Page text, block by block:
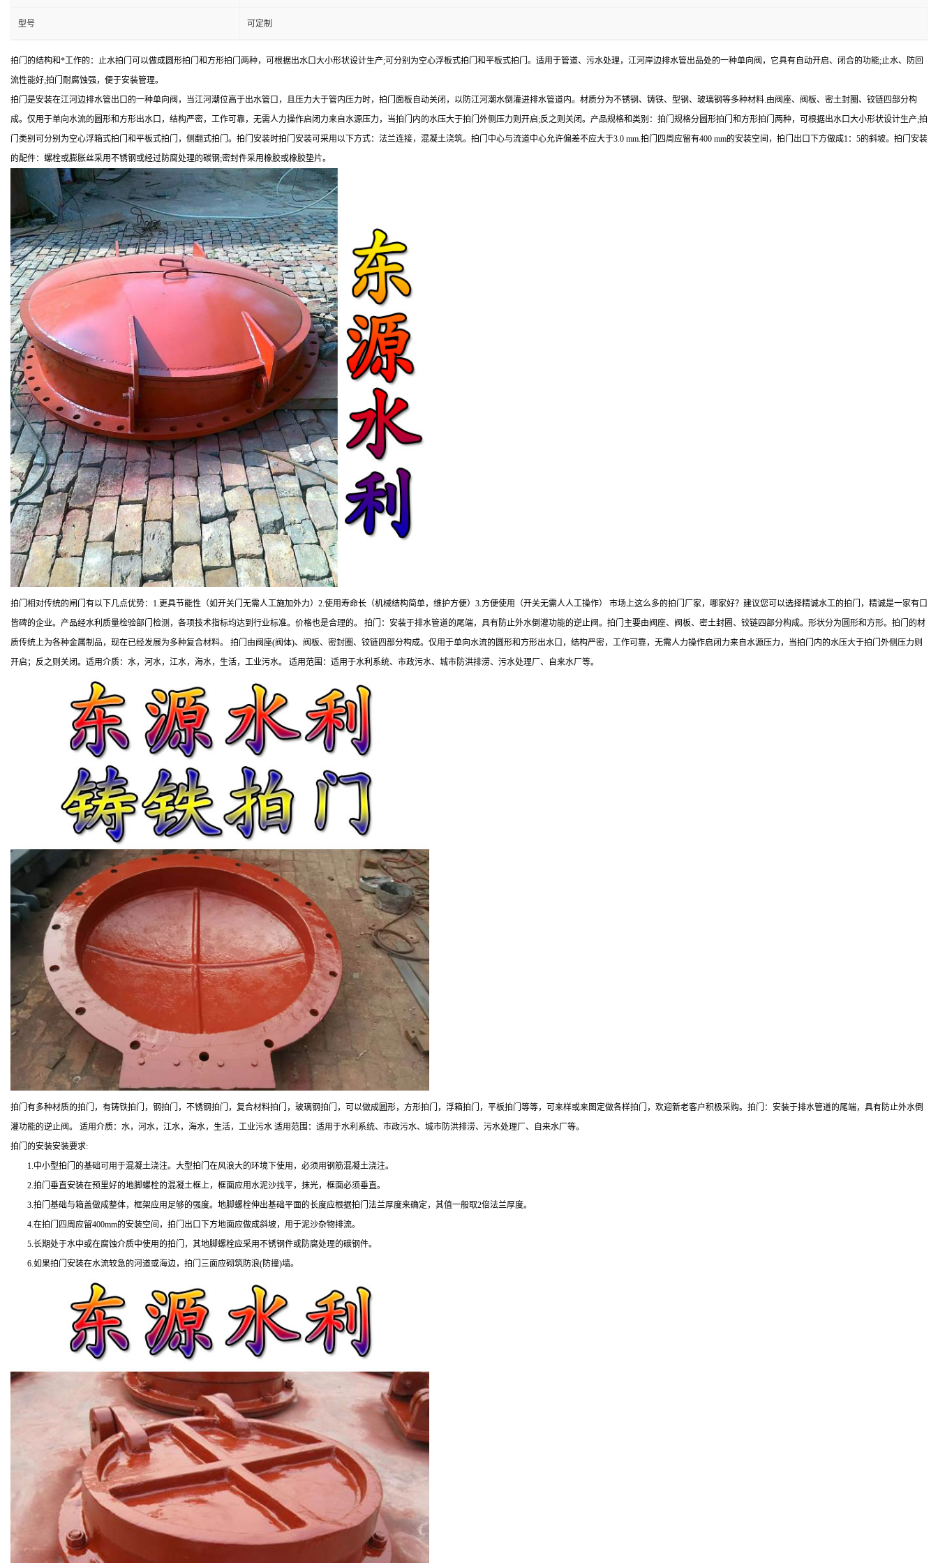
型号 可定制
拍门的结构和*工作的：止水拍门可以做成圆形拍门和方形拍门两种，可根据出水口大小形状设计生产;可分别为空心浮板式拍门和平板式拍门。适用于管道、污水处理，江河岸边排水管出品处的一种单向阀，它具有自动开启、闭合的功能;止水、防回
流性能好;拍门耐腐蚀强，便于安装管理。
拍门是安装在江河边排水管出口的一种单向阀，当江河潮位高于出水管口，且压力大于管内压力时，拍门面板自动关闭，以防江河潮水倒灌进排水管道内。材质分为不锈钢、铸铁、型钢、玻璃钢等多种材料.由阀座、阀板、密土封圈、铰链四部分构
成。仅用于单向水流的圆形和方形出水口，结构严密，工作可靠，无需人力操作启闭力来自水源压力，当拍门内的水压大于拍门外侧压力则开启;反之则关闭。产品规格和类别：拍门规格分圆形拍门和方形拍门两种，可根据出水口大小形状设计生产;拍
门类别可分别为空心浮箱式拍门和平板式拍门，侧翻式拍门。拍门安装时拍门安装可采用以下方式：法兰连接，混凝土浇筑。拍门中心与流道中心允许偏差不应大于3.0 mm.拍门四周应留有400 mm的安装空间，拍门出口下方做成1：5的斜坡。拍门安装
的配件：螺栓或膨胀丝采用不锈钢或经过防腐处理的碳钢;密封件采用橡胶或橡胶垫片。
拍门相对传统的闸门有以下几点优势：1.更具节能性（如开关门无需人工施加外力）2.使用寿命长（机械结构简单，维护方便）3.方便使用（开关无需人人工操作） 市场上这么多的拍门厂家，哪家好？建议您可以选择精诚水工的拍门，精诚是一家有口
皆碑的企业。产品经水利质量检验部门检测，各项技术指标均达到行业标准。价格也是合理的。 拍门：安装于排水管道的尾端，具有防止外水倒灌功能的逆止阀。拍门主要由阀座、阀板、密土封圈、铰链四部分构成。形状分为圆形和方形。拍门的材
质传统上为各种金属制品，现在已经发展为多种复合材料。 拍门由阀座(阀体)、阀板、密封圈、铰链四部分构成。仅用于单向水流的圆形和方形出水口，结构严密，工作可靠，无需人力操作启闭力来自水源压力，当拍门内的水压大于拍门外侧压力则
开启；反之则关闭。适用介质：水，河水，江水，海水，生活，工业污水。 适用范围：适用于水利系统、市政污水、城市防洪排涝、污水处理厂、自来水厂等。
拍门有多种材质的拍门，有铸铁拍门，钢拍门，不锈钢拍门，复合材料拍门，玻璃钢拍门，可以做成圆形，方形拍门，浮箱拍门，平板拍门等等，可来样或来图定做各样拍门，欢迎新老客户积极采购。拍门：安装于排水管道的尾端，具有防止外水倒
灌功能的逆止阀。 适用介质：水，河水，江水，海水，生活，工业污水 适用范围：适用于水利系统、市政污水、城市防洪排涝、污水处理厂、自来水厂等。
拍门的安装安装要求:
1.中小型拍门的基础可用于混凝土浇注。大型拍门在风浪大的环境下使用，必须用钢筋混凝土浇注。
2.拍门垂直安装在预里好的地脚螺栓的混凝土框上，框面应用水泥沙找平，抹光，框面必须垂直。
3.拍门基础与箱盖做成整体，框架应用足够的强度。地脚螺栓伸出基础平面的长度应根据拍门法兰厚度来确定，其值一般取2倍法兰厚度。
4.在拍门四周应留400mm的安装空间，拍门出口下方地面应做成斜坡，用于泥沙杂物排流。
5.长期处于水中或在腐蚀介质中使用的拍门，其地脚螺栓应采用不锈钢件或防腐处理的碳钢件。
6.如果拍门安装在水流较急的河道或海边，拍门三面应砌筑防浪(防撞)墙。